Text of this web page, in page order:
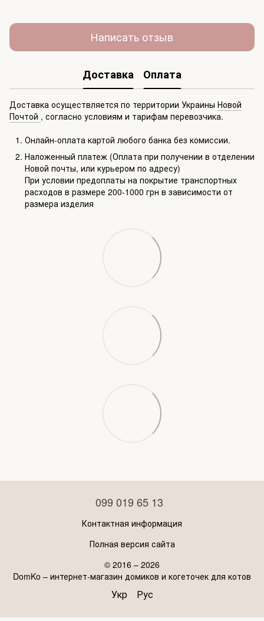
Написать отзыв
Доставка Оплата
Доставка осуществляется по территории Украины Новой
Почтой , согласно условиям и тарифам перевозчика.
Онлайн-оплата картой любого банка без комиссии.
Наложенный платеж (Оплата при получении в отделении
Новой почты, или курьером по адресу)
При условии предоплаты на покрытие транспортных
расходов в размере 200-1000 грн в зависимости от
размера изделия
099 019 65 13
Контактная информация
Полная версия сайта
© 2016 – 2026
DomKo – интернет-магазин домиков и когеточек для котов
Укр Рус